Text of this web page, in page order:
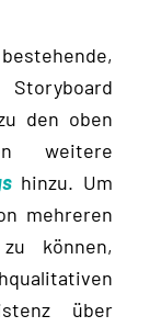
den oben
weitere
hinzu. Um
mehreren
können,
über